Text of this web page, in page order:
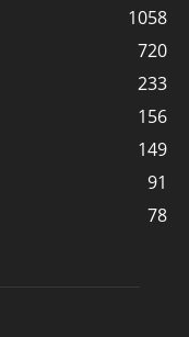
1058
720
233
156
149
91
78